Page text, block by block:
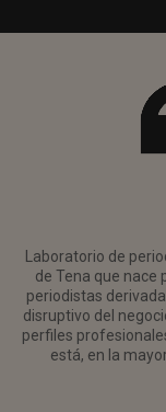
Laboratorio de
de Tena que nace
periodistas
disruptivo del
perfiles
está, en la